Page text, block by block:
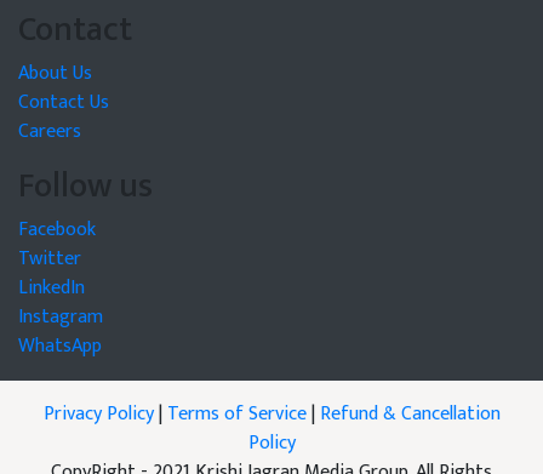
Contact
About Us
Contact Us
Careers
Follow us
Facebook
Twitter
LinkedIn
Instagram
WhatsApp
Privacy Policy|Terms of Service|Refund & Cancellation
Policy